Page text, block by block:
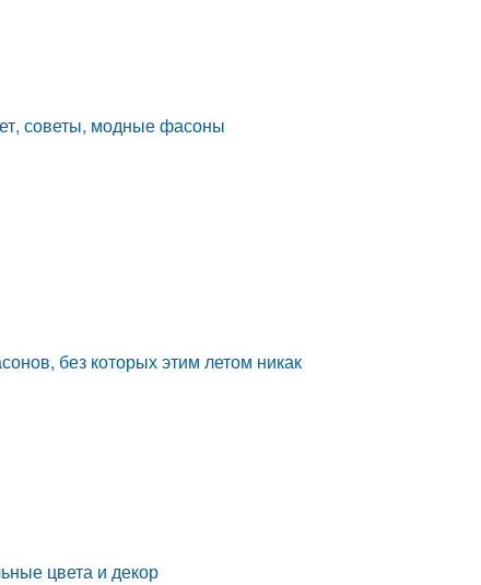
советы, модные фасоны
без которых этим летом никак
цвета и декор